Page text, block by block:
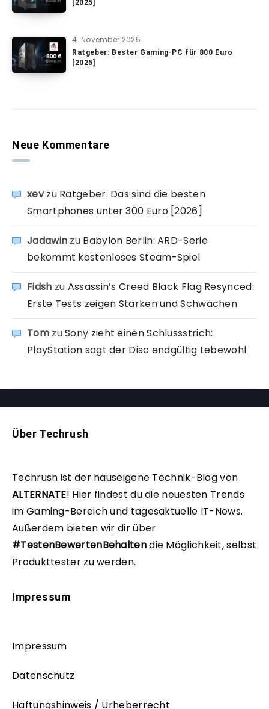
[2025]
4. November 2025
Ratgeber: Bester Gaming-PC für 800 Euro
[2025]
Neue Kommentare
xevzu Ratgeber: Das sind die besten
Smartphones unter 300 Euro [2026]
Jadawin zu Babylon Berlin: ARD-Serie
bekommt kostenloses Steam-Spiel
Fidsh zu Assassin’s Creed Black Flag Resynced:
Erste Tests zeigen Stärken und Schwächen
TomzuSony zieht einen Schlussstrich:
PlayStation sagt der Disc endgültig Lebewohl
Über Techrush
Techrush ist der hauseigene Technik-Blog von
ALTERNATE! Hier findest du die neuesten Trends
im Gaming-Bereich und tagesaktuelle IT-News.
Außerdem bieten wir dir über
#TestenBewertenBehaltendie Möglichkeit, selbst
Produkttester zu werden.
Impressum
Impressum
Datenschutz
Haftungshinweis / Urheberrecht